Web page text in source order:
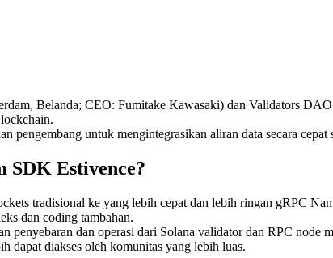
Belanda; CEO: Fumitake Kawasaki) dan Validators
pengembang untuk mengintegrasikan aliran data secara
SDK Estivence?
tradisional ke yang lebih cepat dan lebih ringan gRPC
dan coding tambahan.
penyebaran dan operasi dari Solana validator dan RPC
dapat diakses oleh komunitas yang lebih luas.